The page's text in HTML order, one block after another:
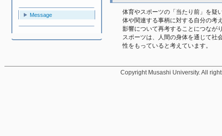
Message
体育やスポーツの「当たり前」を疑
体や関連する事柄に対する自分の考
影響について再考することにつなが
スポーツは、人間の身体を通じて社
性をもっていると考えています。